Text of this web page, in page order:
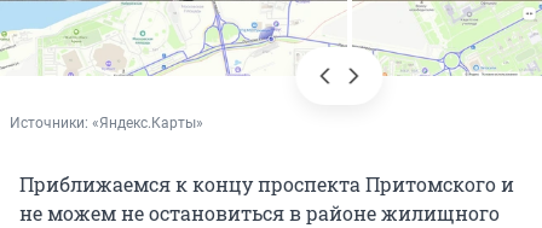
Источники: «Яндекс.Карты»
Приближаемся к концу проспекта Притомского и
не можем не остановиться в районе жилищного